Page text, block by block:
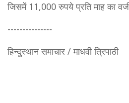
जिसमें 11,000 रुपये प्रति माह का
---------------
हिन्दुस्थान समाचार / माधवी त्रिपाठी